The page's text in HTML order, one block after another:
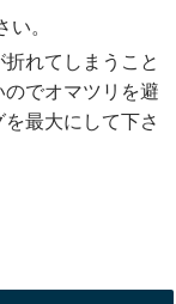
い。
れてしまうこと
でオマツリを避
最大にして下さ